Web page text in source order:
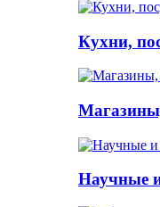
Кухни,
Научные и